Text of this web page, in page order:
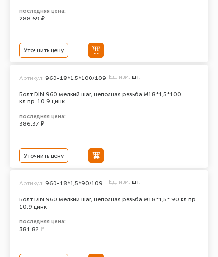
последняя цена:
288.69 ₽
Уточнить цену
Болт DIN 960 мелкий шаг, неполная резьба M18*1,5*100
кл.пр. 10.9 цинк
Артикул: 960-18*1,5*100/109 Ед. изм. шт.
последняя цена:
386.37 ₽
Уточнить цену
Болт DIN 960 мелкий шаг, неполная резьба M18*1,5* 90 кл.пр.
10.9 цинк
Артикул: 960-18*1,5*90/109 Ед. изм. шт.
последняя цена:
381.82 ₽